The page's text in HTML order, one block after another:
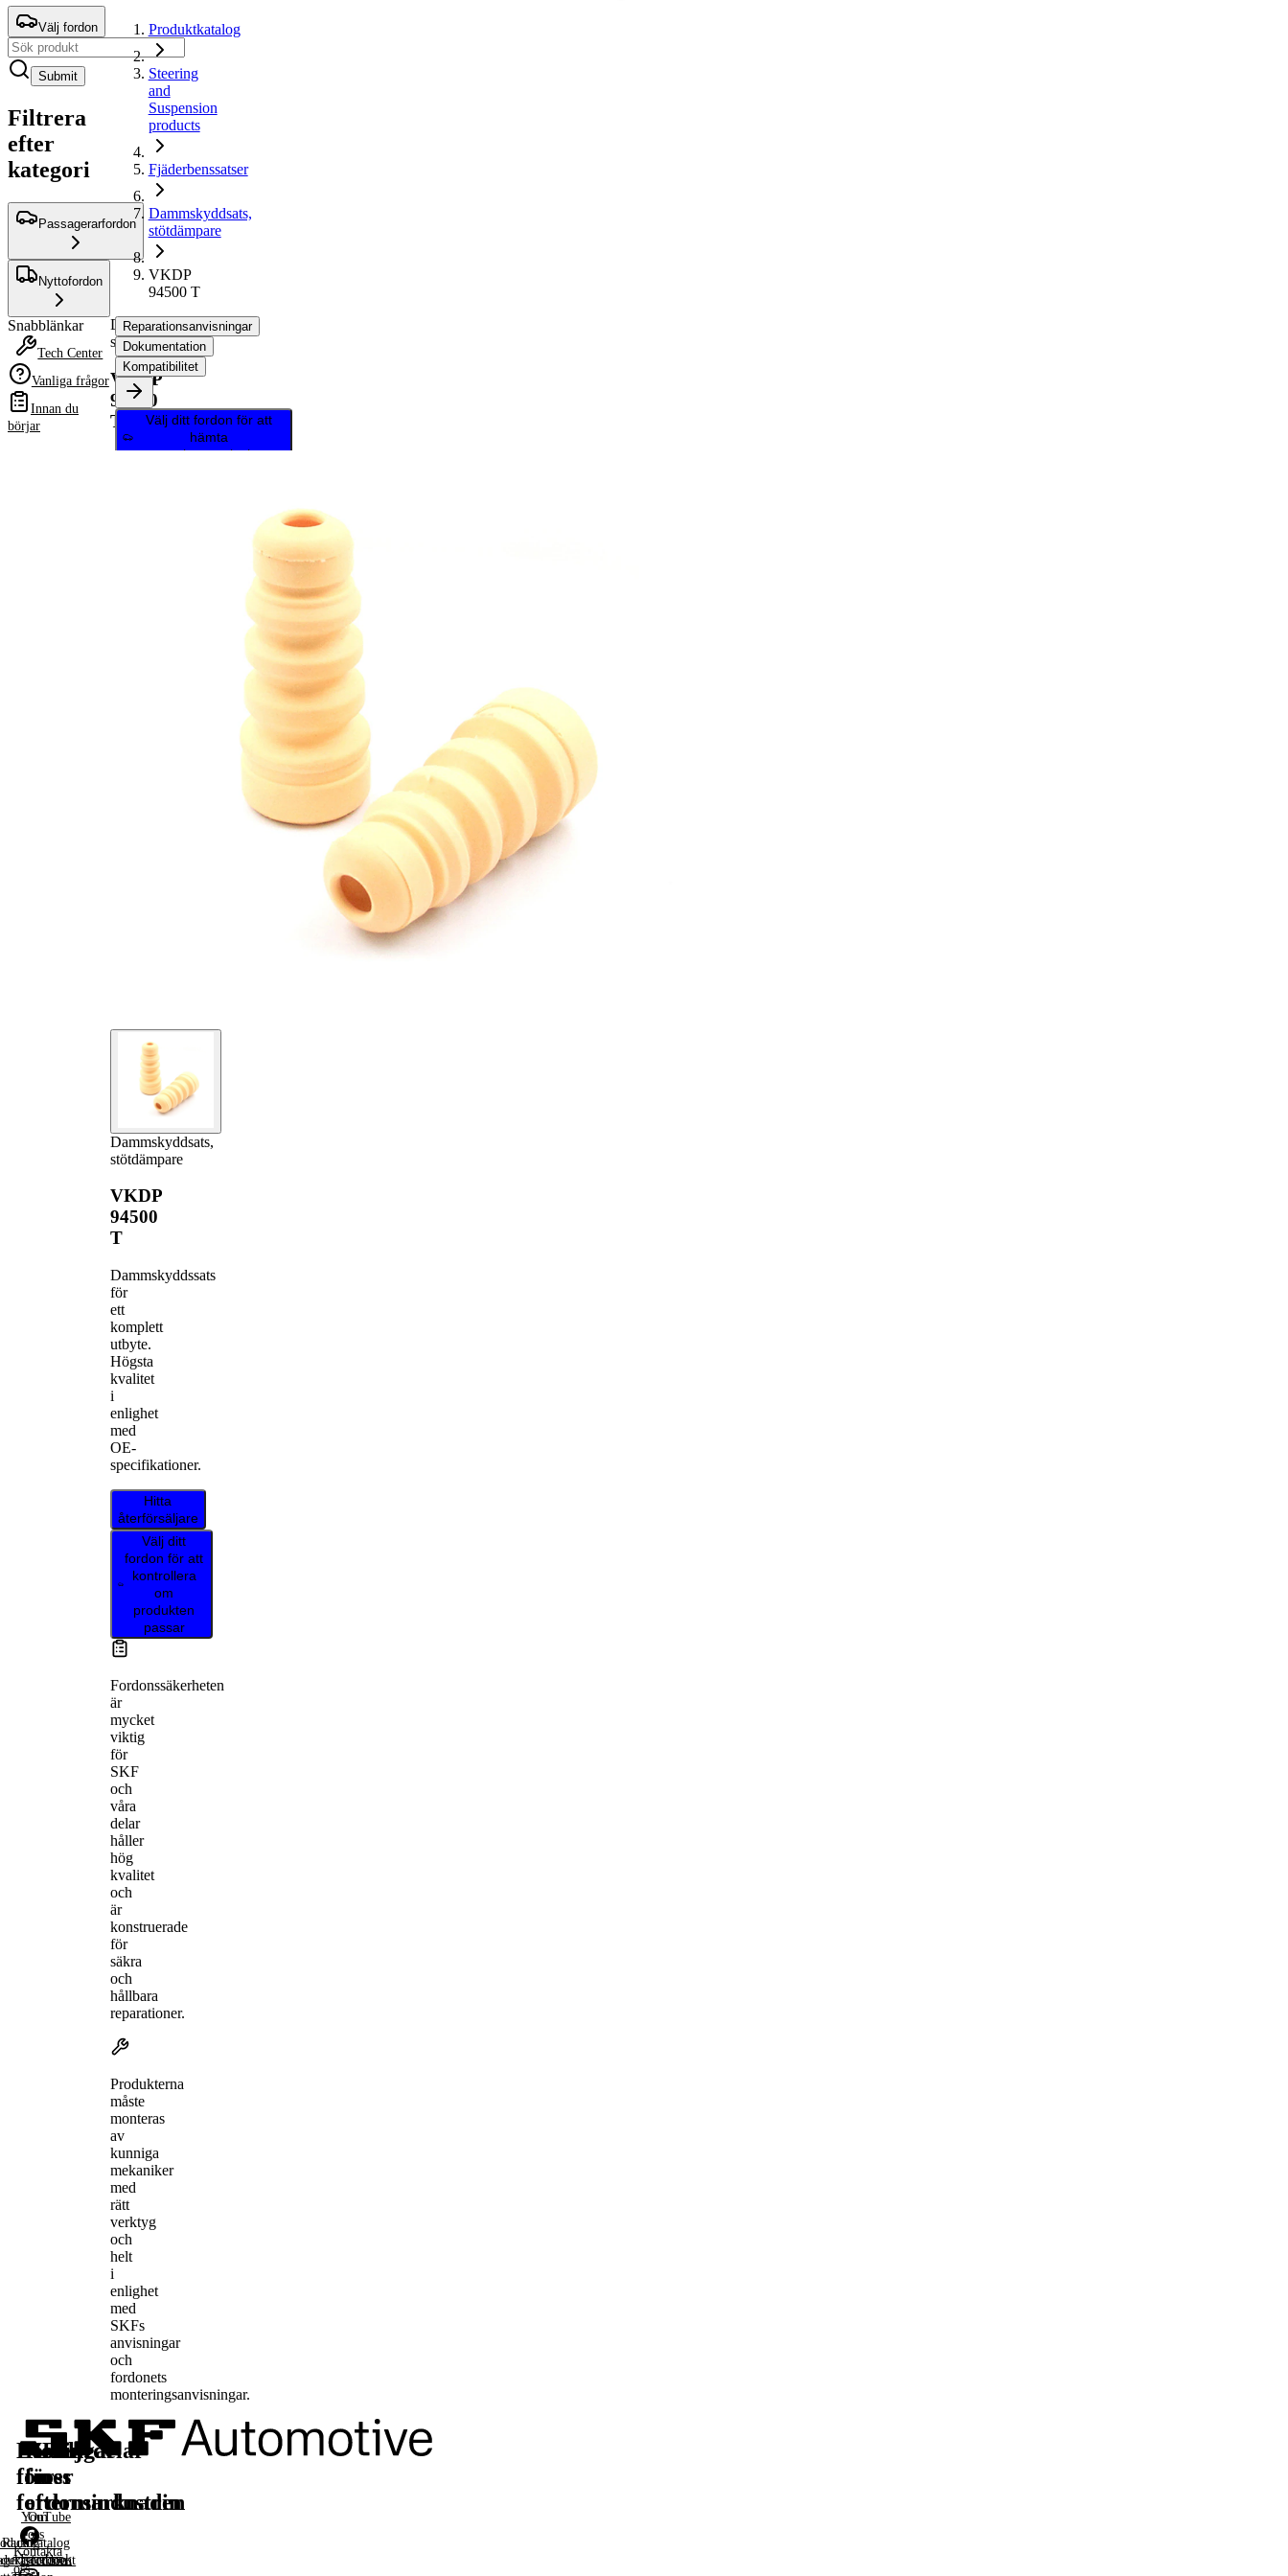
Välj fordon
Submit
Filtrera
efter
kategori
Passagerarfordon
Nyttofordon
Snabblänkar
Tech Center
Vanliga frågor
Innan du
börjar
Produktkatalog
Steering
and
Suspension
products
Fjäderbenssatser
Dammskyddsats,
stötdämpare
VKDP
94500 T
Dammskyddsats,
stötdämpare
VKDP
94500
T
Dammskyddsats,
stötdämpare
VKDP
94500
T
Dammskyddssats
för
ett
komplett
utbyte.
Högsta
kvalitet
i
enlighet
med
OE-
specifikationer.
Hitta
återförsäljare
Välj ditt
fordon för att
kontrollera
om
produkten
passar
Fordonssäkerheten
är
mycket
viktig
för
SKF
och
våra
delar
håller
hög
kvalitet
och
är
konstruerade
för
säkra
och
hållbara
reparationer.
Produkterna
måste
monteras
av
kunniga
mekaniker
med
rätt
verktyg
och
helt
i
enlighet
med
SKFs
anvisningar
och
fordonets
monteringsanvisningar.
Reparationsanvisningar
Dokumentation
Kompatibilitet
Välj ditt fordon för att
hämta
reparationsanvisningar
Lösningar
för
fordonsindustrin
Racing
Reservdelar
för
eftermarknaden
Läs
mer
Om
oss
Kontakta
oss
Följ
oss
YouTube
Facebook